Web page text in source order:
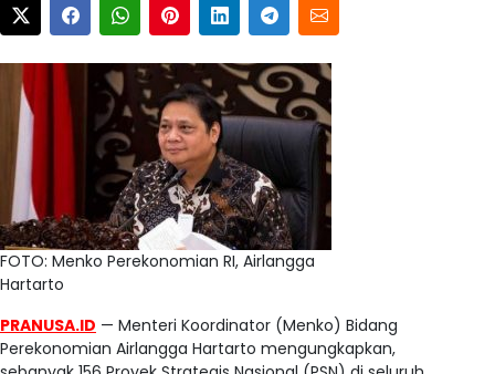
FOTO: Menko Perekonomian RI, Airlangga
Hartarto
PRANUSA.ID — Menteri Koordinator (Menko) Bidang
Perekonomian Airlangga Hartarto mengungkapkan,